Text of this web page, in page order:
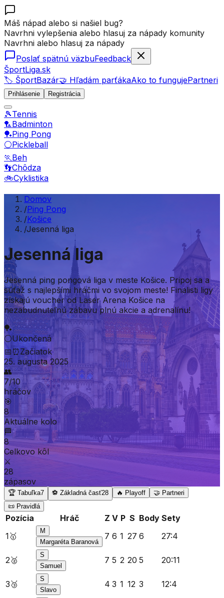
Máš nápad alebo si našiel bug?
Navrhni vylepšenia alebo hlasuj za nápady komunity
Navrhni alebo hlasuj za nápady
Poslať spätnú väzbuFeedback
ŠportLiga.sk
🏷️ ŠportBazár🤝 Hľadám parťákaAko to fungujePartneri
Prihlásenie Registrácia
🎾Tennis
🏸Badminton
🏓Ping Pong
⚪Pickleball
🏃Beh
👣Chôdza
🚲Cyklistika
Domov
/Ping Pong
/Košice
/Jesenná liga
Jesenná liga
Jesenná ping pongová liga v meste Košice. Pripoj sa a
súťaž s najlepšími hráčmi vo svojom meste! Finalisti ligy
získajú voucher od Laser Arena Košice na
nezabudnuteľnú zábavu plnú akcie a adrenalínu!
🏓
⚪Ukončená
📅 ⏰Začiatok
25. augusta 2025
👥
7/10
hráčov
🎯
8
Aktuálne kolo
🏁
8
Celkovo kôl
⚔️
28
zápasov
🏆 Tabuľka7 ⚽ Základná časť28 🔥 Playoff
🤝 Partneri
📜 Pravidlá
Pozícia Hráč Z V P S Body Sety
1 🥇
M
Margaréta Baranová
7 6 1 27 6 27:4
2 🥈
S
Samuel
7 5 2 20 5 20:11
3 🥉
S
Slavo
4 3 1 12 3 12:4